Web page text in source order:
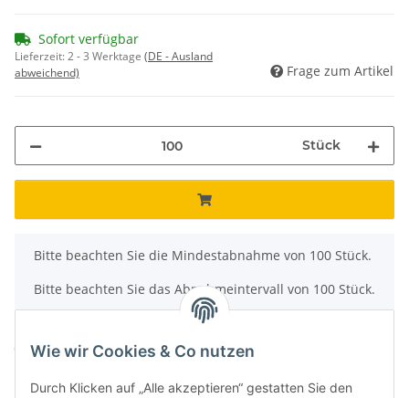
Wie wir Cookies & Co nutzen
Durch Klicken auf „Alle akzeptieren“ gestatten Sie den
Sofort verfügbar
Lieferzeit:2 - 3 Werktage (DE - Ausland
abweichend)
Frage zum Artikel
Stück
x
Bitte beachten Sie die Mindestabnahme von 100 Stück.
Bitte beachten Sie das Abnahmeintervall von 100 Stück.
Loading... Komponenten werden geladen ...